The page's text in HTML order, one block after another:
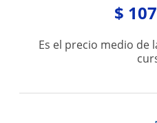
$
Es el precio medio de